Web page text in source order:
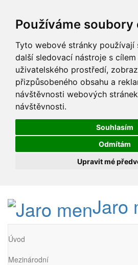
Používáme soubory
Tyto webové stránky používají
další sledovací nástroje s
uživatelského prostředí,
přizpůsobeného obsahu a
návštěvnosti webových
návštěvnosti.
Souhlasím
Odmítám
Upravit mé
Jaro
Úvod
Mezinárodní